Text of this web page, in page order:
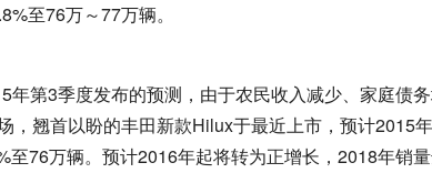
至76万～77万辆。
第3季度发布的预测，由于农民收入减少、家庭债
，翘首以盼的丰田新款Hilux于最近上市，预计2015
76万辆。预计2016年起将转为正增长，2018年销量